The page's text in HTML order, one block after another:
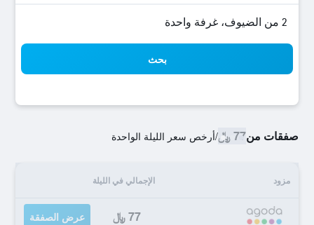
2 من الضيوف، غرفة واحدة
بحث
صفقات من77 ﷼ /أرخص سعر الليلة الواحدة
مزود الإجمالي في الليلة
77 ﷼ عرض الصفقة